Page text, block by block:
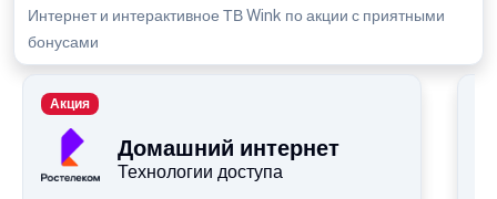
Интернет и интерактивное ТВ Wink по акции с приятными
бонусами
Домашний интернет
Технологии доступа
Акция